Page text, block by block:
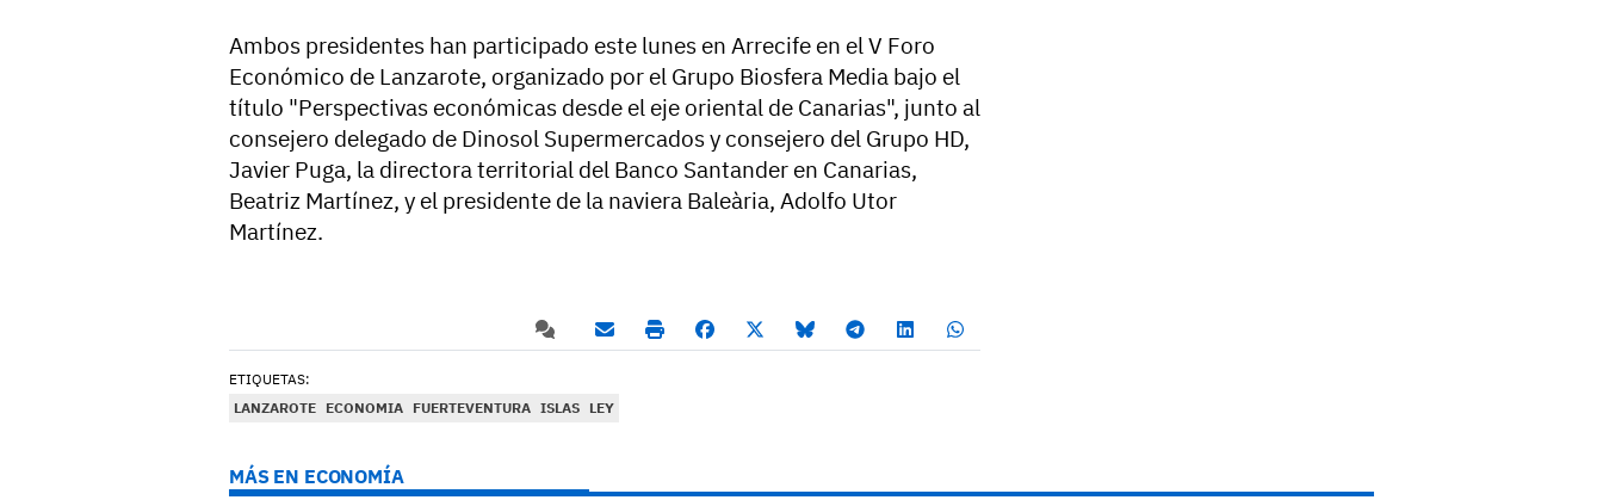
Ambos presidentes han participado este lunes en Arrecife en el V Foro
Económico de Lanzarote, organizado por el Grupo Biosfera Media bajo el
título "Perspectivas económicas desde el eje oriental de Canarias", junto al
consejero delegado de Dinosol Supermercados y consejero del Grupo HD,
Javier Puga, la directora territorial del Banco Santander en Canarias,
Beatriz Martínez, y el presidente de la naviera Baleària, Adolfo Utor
Martínez.
ETIQUETAS:
LANZAROTE ECONOMIA FUERTEVENTURA ISLAS LEY
MÁS EN ECONOMÍA